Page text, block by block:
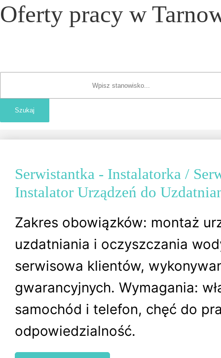
Oferty pracy w
Serwistantka - Instalatorka /
Instalator Urządzeń do
Zakres obowiązków: montaż
uzdatniania i oczyszczania
serwisowa klientów,
gwarancyjnych. Wymagania:
samochód i telefon, chęć do
odpowiedzialność.